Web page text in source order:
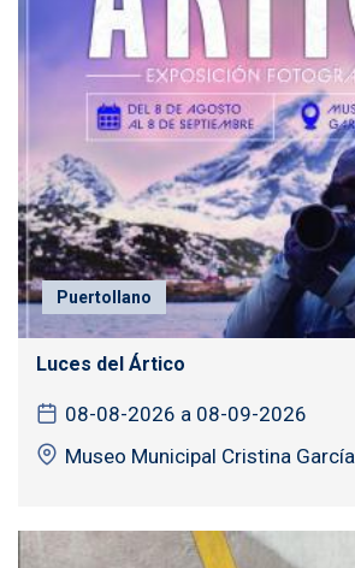
Puertollano
Luces del Ártico
08-08-2026 a 08-09-2026
Museo Municipal Cristina